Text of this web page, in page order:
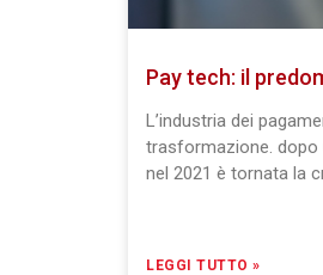
Pay tech: il
L’industria dei
trasformazione. dopo
nel 2021 è tornata la
LEGGI TUTTO »